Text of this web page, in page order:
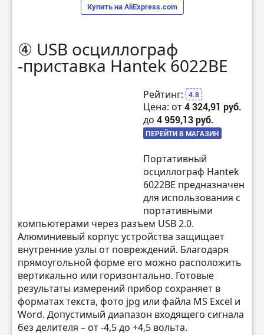
Купить на AliExpress.com
④ USB осциллограф
-приставка Hantek 6022BE
Рейтинг: 4.8
Цена: от4 324,91 руб.
до 4 959,13 руб.
ПЕРЕЙТИ В МАГАЗИН
Портативный
осциллограф Hantek
6022BE предназначен
для использования с
портативными
компьютерами через разъем USB 2.0.
Алюминиевый корпус устройства защищает
внутренние узлы от повреждений. Благодаря
прямоугольной форме его можно расположить
вертикально или горизонтально. Готовые
результаты измерений прибор сохраняет в
форматах текста, фото jpg или файла MS Excel и
Word. Допустимый диапазон входящего сигнала
без делителя – от -4,5 до +4,5 вольта.